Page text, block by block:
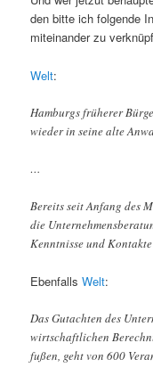
den bitte ich folgende
miteinander zu
Welt:
Hamburgs früherer
wieder in seine alte
…
Bereits seit Anfang des
die
Kenntnisse und
EbenfallsWelt:
Das Gutachten des
wirtschaftlichen
fußen, geht von 600